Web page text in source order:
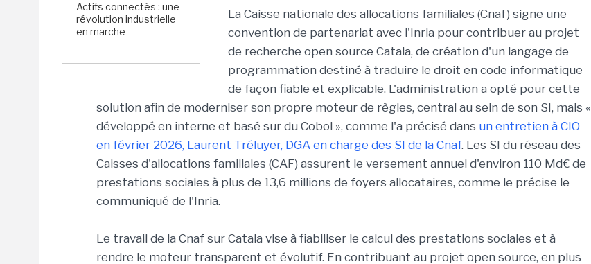
Actifs connectés : une
révolution industrielle
en marche
La Caisse nationale des allocations familiales (Cnaf) signe une
convention de partenariat avec l'Inria pour contribuer au projet
de recherche open source Catala, de création d'un langage de
programmation destiné à traduire le droit en code informatique
de façon fiable et explicable. L'administration a opté pour cette
solution afin de moderniser son propre moteur de règles, central au sein de son SI, mais «
développé en interne et basé sur du Cobol », comme l'a précisé dans un entretien à CIO
en février 2026, Laurent Tréluyer, DGA en charge des SI de la Cnaf. Les SI du réseau des
Caisses d'allocations familiales (CAF) assurent le versement annuel d'environ 110 Md€ de
prestations sociales à plus de 13,6 millions de foyers allocataires, comme le précise le
communiqué de l'Inria.
Le travail de la Cnaf sur Catala vise à fiabiliser le calcul des prestations sociales et à
rendre le moteur transparent et évolutif. En contribuant au projet open source, en plus